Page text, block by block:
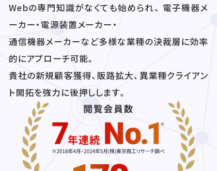
Webの専門知識がなくても始められ、 電子機器メ
ーカー・電源装置メーカー・
通信機器メーカーなど多様な業種の決裁層に効率
的にアプローチ可能。
貴社の新規顧客獲得、販路拡大、異業種クライアン
ト開拓を強力に後押しします。